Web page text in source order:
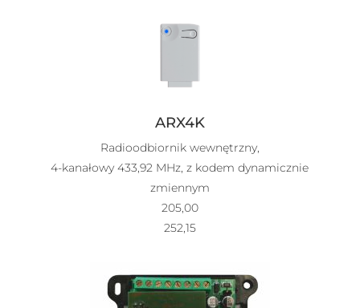
ARX4K
Radioodbiornik wewnętrzny,
4-kanałowy 433,92 MHz, z kodem dynamicznie
zmiennym
205,00
252,15